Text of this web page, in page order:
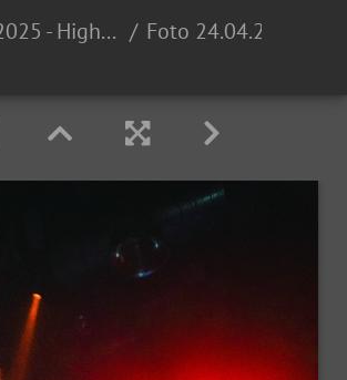
24.04.2025 - High School Invasion 0711 Opening @ Proton